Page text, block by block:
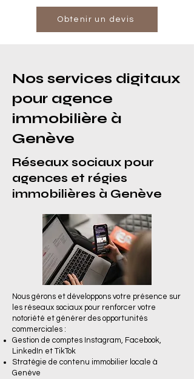
Obtenir un devis
Nos services digitaux
pour agence
immobilière à
Genève
Réseaux sociaux pour
agences et régies
immobilières à Genève
Nous gérons et développons votre présence sur
les réseaux sociaux pour renforcer votre
notoriété et générer des opportunités
commerciales :
Gestion de comptes Instagram, Facebook,
LinkedIn et TikTok
Stratégie de contenu immobilier locale à
Genève